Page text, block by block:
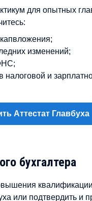
для опытных
изменений;
и
Аттестат Главбуха
бухгалтера
или подтвердить и